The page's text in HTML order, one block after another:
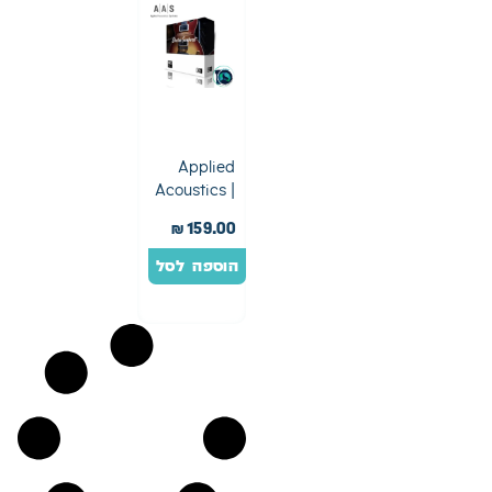
Applied
Acoustics |
Session
₪159.00
הוספה לסל